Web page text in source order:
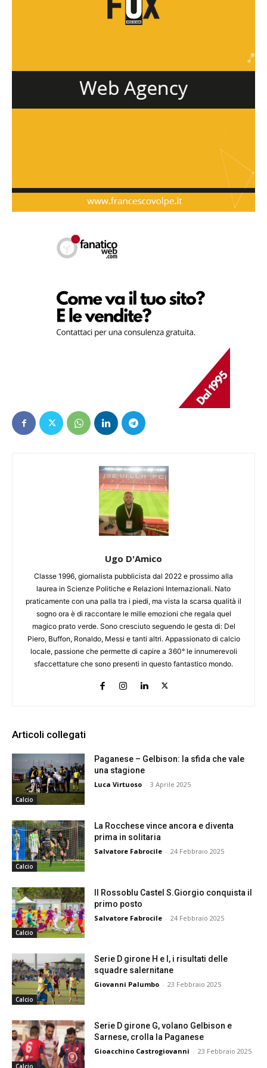
Ugo D'Amico
Classe 1996, giornalista pubblicista dal 2022 e prossimo alla
laurea in Scienze Politiche e Relazioni Internazionali. Nato
praticamente con una palla tra i piedi, ma vista la scarsa qualità il
sogno ora è di raccontare le mille emozioni che regala quel
magico prato verde. Sono cresciuto seguendo le gesta di: Del
Piero, Buffon, Ronaldo, Messi e tanti altri. Appassionato di calcio
locale, passione che permette di capire a 360° le innumerevoli
sfaccettature che sono presenti in questo fantastico mondo.
Articoli collegati
Calcio
Paganese – Gelbison: la sfida che vale
una stagione
Luca Virtuoso - 3 Aprile 2025
Calcio
La Rocchese vince ancora e diventa
prima in solitaria
Salvatore Fabrocile - 24 Febbraio 2025
Calcio
Il Rossoblu Castel S.Giorgio conquista il
primo posto
Salvatore Fabrocile - 24 Febbraio 2025
Calcio
Serie D girone H e I, i risultati delle
squadre salernitane
Giovanni Palumbo - 23 Febbraio 2025
Calcio
Serie D girone G, volano Gelbison e
Sarnese, crolla la Paganese
Gioacchino Castrogiovanni - 23 Febbraio 2025